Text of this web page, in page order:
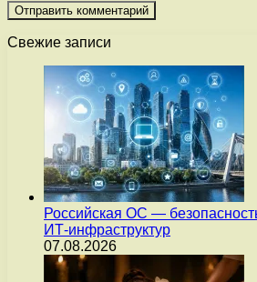
Свежие записи
Российская ОС —
ИТ-инфраструктур
07.08.2026